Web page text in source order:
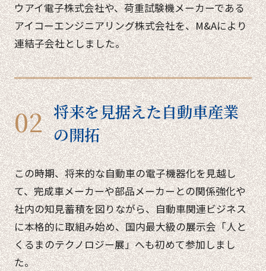
ウアイ電子株式会社や、荷重試験機メーカーである
アイコーエンジニアリング株式会社を、M&Aにより
連結子会社としました。
将来を見据えた自動車産業
の開拓
この時期、将来的な自動車の電子機器化を見越し
て、完成車メーカーや部品メーカーとの関係強化や
社内の知見蓄積を図りながら、自動車関連ビジネス
に本格的に取組み始め、国内最大級の展示会「人と
くるまのテクノロジー展」へも初めて参加しまし
た。